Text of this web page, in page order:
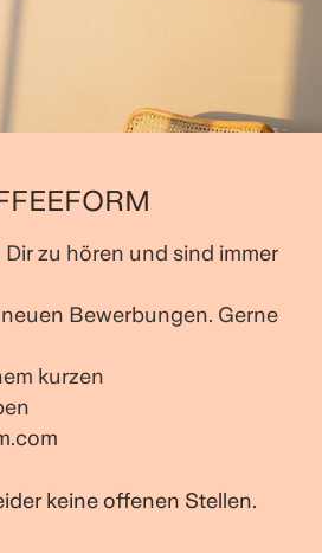
zu hören und sind immer
Bewerbungen. Gerne
kurzen
keine offenen Stellen.